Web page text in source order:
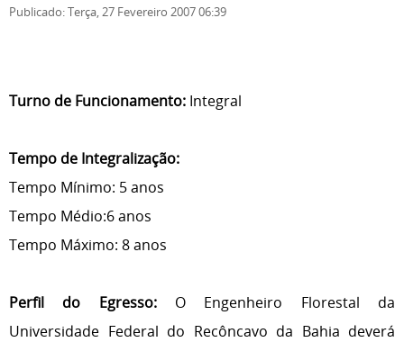
Publicado: Terça, 27 Fevereiro 2007 06:39
Turno de Funcionamento: Integral
Tempo de Integralização:
Tempo Mínimo: 5 anos
Tempo Médio:6 anos
Tempo Máximo: 8 anos
Perfil do Egresso:O Engenheiro Florestal da
Universidade Federal do Recôncavo da Bahia deverá